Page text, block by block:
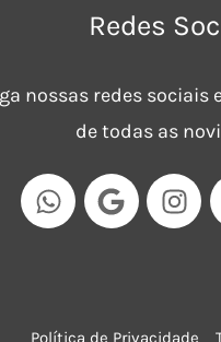
Redes
nossas redes sociais
de todas as
Política de Privacidade